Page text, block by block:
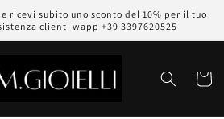
e ricevi subito uno sconto del 10% per il tuo
clienti wapp +39 3397620525
Carrello